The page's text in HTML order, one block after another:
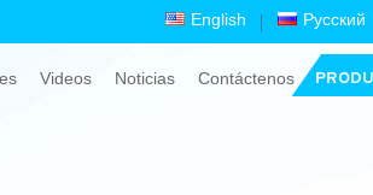
English Русский
Videos Noticias Contáctenos